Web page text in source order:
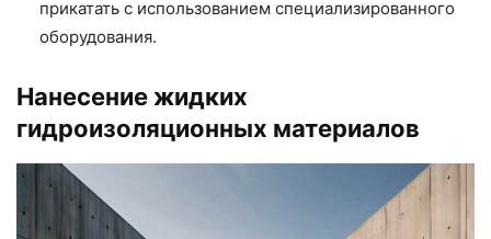
прикатать с использованием специализированного
оборудования.
Нанесение жидких
гидроизоляционных материалов